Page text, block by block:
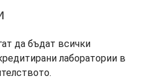
да бъдат всички
лаборатории в